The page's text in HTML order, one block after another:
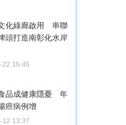
化綠廊啟用 串聯
頭打造南彰化水岸
22 15:45
品成健康隱憂 年
癌病例增
12 13:37